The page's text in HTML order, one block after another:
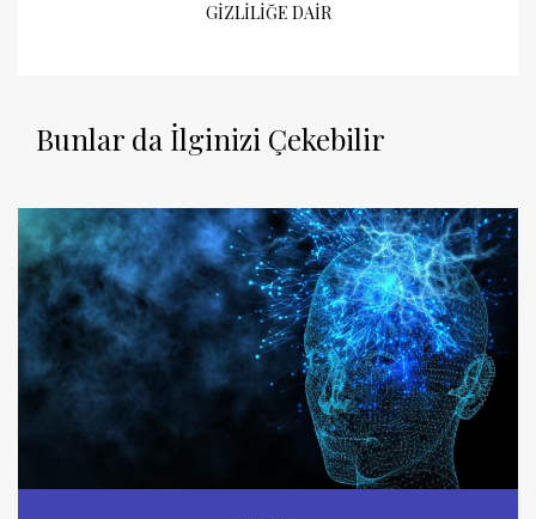
GİZLİLİĞE DAİR
Bunlar da İlginizi Çekebilir